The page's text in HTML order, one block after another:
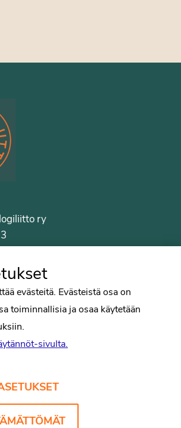
ry
sivut
evästeitä. Evästeistä osa on
toiminnallisia ja osaa käytetään
sivulta.